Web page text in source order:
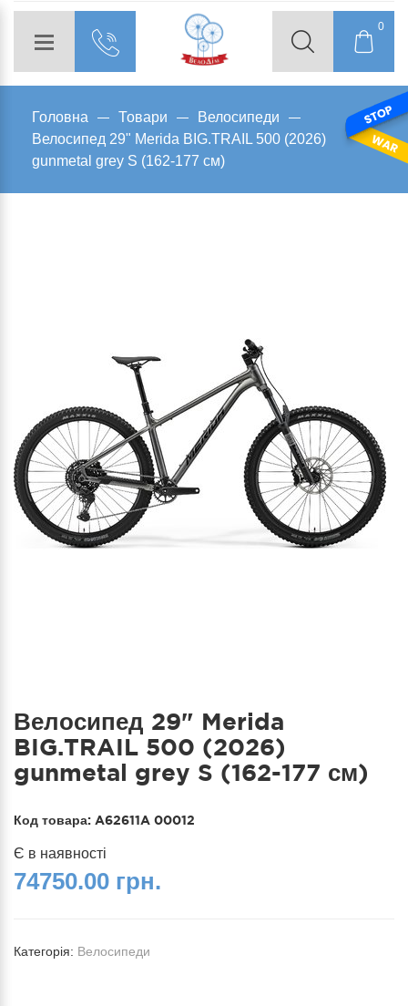
0
Головна Товари
Велосипеди
Велосипед 29" Merida BIG.TRAIL 500 (2026)
gunmetal grey S (162-177 см)
Велосипед 29" Merida
BIG.TRAIL 500 (2026)
gunmetal grey S (162-177 см)
Код товара: A62611A 00012
Є в наявності
74750.00 грн.
Категорія: Велосипеди